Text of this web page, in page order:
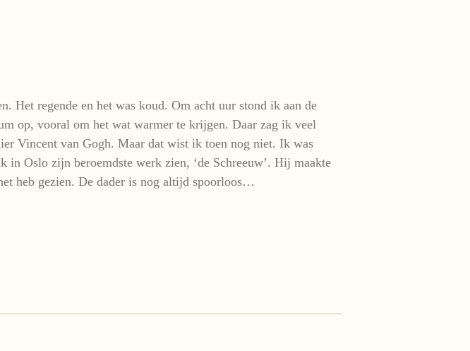
Het regende en het was koud. Om acht uur stond ik aan de
op, vooral om het wat warmer te krijgen. Daar zag ik veel
Vincent van Gogh. Maar dat wist ik toen nog niet. Ik was
Oslo zijn beroemdste werk zien, ‘de Schreeuw’. Hij maakte
heb gezien. De dader is nog altijd spoorloos…